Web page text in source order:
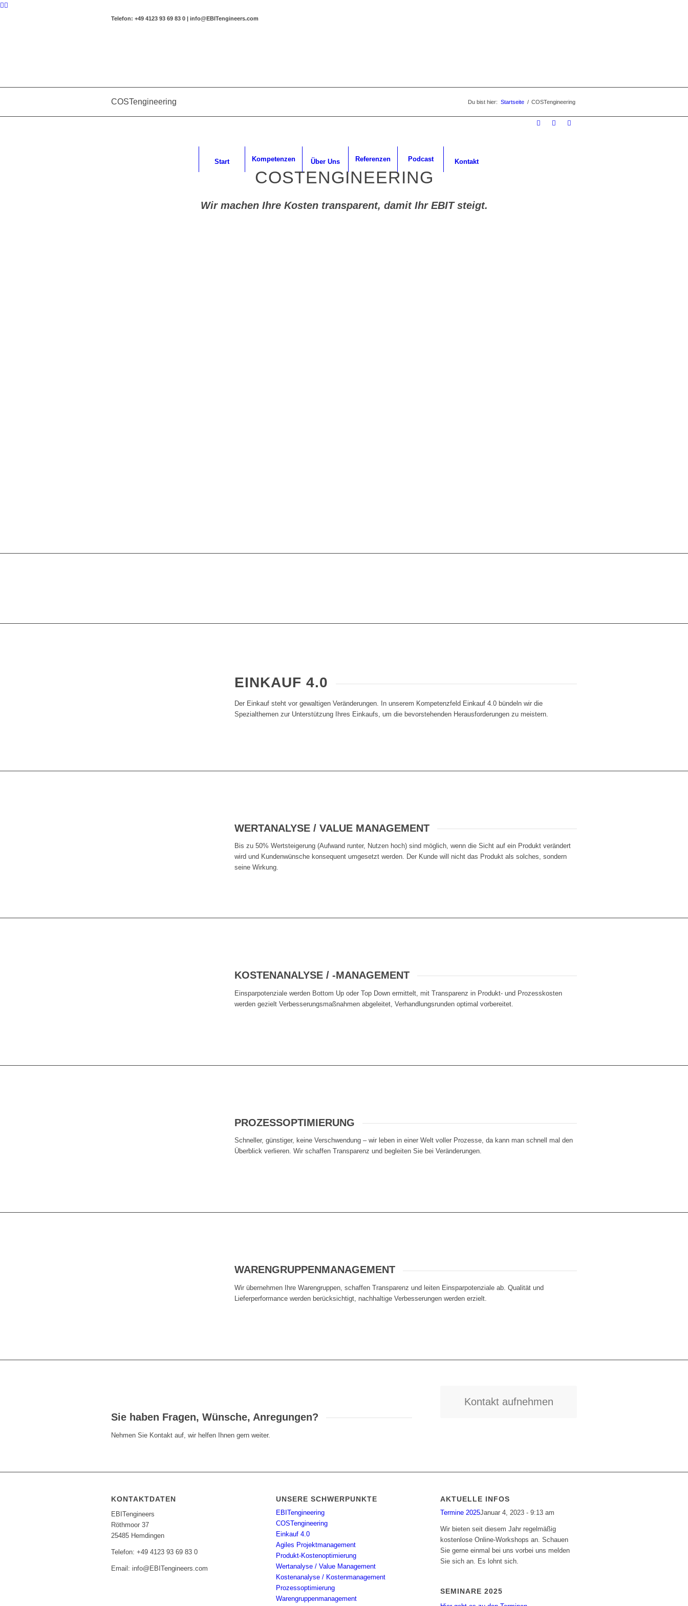
Telefon: +49 4123 93 69 83 0 | info@EBITengineers.com
Start Kompetenzen Über Uns Referenzen Podcast Kontakt
COSTengineering Du bist hier: Startseite / COSTengineering
COSTENGINEERING
Wir machen Ihre Kosten transparent, damit Ihr EBIT steigt.
EINKAUF 4.0
Der Einkauf steht vor gewaltigen Veränderungen. In unserem Kompetenzfeld Einkauf 4.0 bündeln wir die
Spezialthemen zur Unterstützung Ihres Einkaufs, um die bevorstehenden Herausforderungen zu meistern.
WERTANALYSE / VALUE MANAGEMENT
Bis zu 50% Wertsteigerung (Aufwand runter, Nutzen hoch) sind möglich, wenn die Sicht auf ein Produkt verändert
wird und Kundenwünsche konsequent umgesetzt werden. Der Kunde will nicht das Produkt als solches, sondern
seine Wirkung.
KOSTENANALYSE / -MANAGEMENT
Einsparpotenziale werden Bottom Up oder Top Down ermittelt, mit Transparenz in Produkt- und Prozesskosten
werden gezielt Verbesserungsmaßnahmen abgeleitet, Verhandlungsrunden optimal vorbereitet.
PROZESSOPTIMIERUNG
Schneller, günstiger, keine Verschwendung – wir leben in einer Welt voller Prozesse, da kann man schnell mal den
Überblick verlieren. Wir schaffen Transparenz und begleiten Sie bei Veränderungen.
WARENGRUPPENMANAGEMENT
Wir übernehmen Ihre Warengruppen, schaffen Transparenz und leiten Einsparpotenziale ab. Qualität und
Lieferperformance werden berücksichtigt, nachhaltige Verbesserungen werden erzielt.
Sie haben Fragen, Wünsche, Anregungen?
Nehmen Sie Kontakt auf, wir helfen Ihnen gern weiter.
Kontakt aufnehmen
KONTAKTDATEN
EBITengineers
Röthmoor 37
25485 Hemdingen
Telefon: +49 4123 93 69 83 0
Email: info@EBITengineers.com
UNSERE SCHWERPUNKTE
EBITengineering
COSTengineering
Einkauf 4.0
Agiles Projektmanagement
Produkt-Kostenoptimierung
Wertanalyse / Value Management
Kostenanalyse / Kostenmanagement
Prozessoptimierung
Warengruppenmanagement
AKTUELLE INFOS
Termine 2025Januar 4, 2023 - 9:13 am
Wir bieten seit diesem Jahr regelmäßig
kostenlose Online-Workshops an. Schauen
Sie gerne einmal bei uns vorbei uns melden
Sie sich an. Es lohnt sich.
SEMINARE 2025